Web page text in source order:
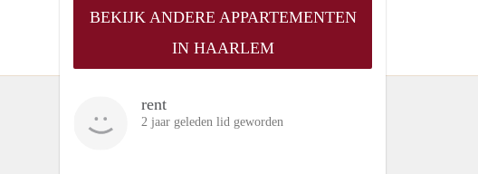
BEKIJK ANDERE APPARTEMENTEN
IN HAARLEM
rent
2 jaar geleden lid geworden